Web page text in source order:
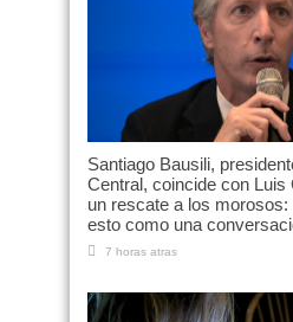
Santiago Bausili,
Central, coincide con Luis
un rescate a los
esto como una
7 horas atras